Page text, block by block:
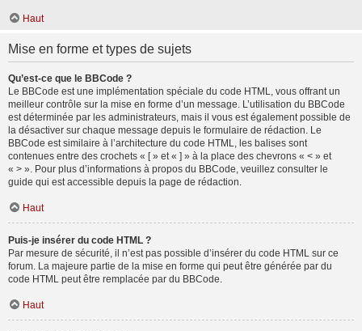
Haut
Mise en forme et types de sujets
Qu’est-ce que le BBCode ?
Le BBCode est une implémentation spéciale du code HTML, vous offrant un
meilleur contrôle sur la mise en forme d’un message. L’utilisation du BBCode
est déterminée par les administrateurs, mais il vous est également possible de
la désactiver sur chaque message depuis le formulaire de rédaction. Le
BBCode est similaire à l’architecture du code HTML, les balises sont
contenues entre des crochets « [ » et « ] » à la place des chevrons « < » et
« > ». Pour plus d’informations à propos du BBCode, veuillez consulter le
guide qui est accessible depuis la page de rédaction.
Haut
Puis-je insérer du code HTML ?
Par mesure de sécurité, il n’est pas possible d’insérer du code HTML sur ce
forum. La majeure partie de la mise en forme qui peut être générée par du
code HTML peut être remplacée par du BBCode.
Haut